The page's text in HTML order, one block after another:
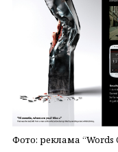
Фото: реклама “Words